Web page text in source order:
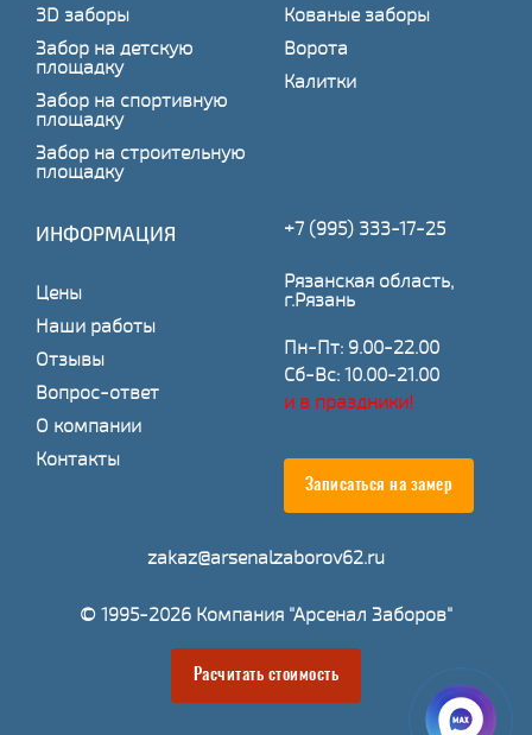
3D заборы
Забор на детскую
площадку
Забор на спортивную
площадку
Забор на строительную
площадку
Кованые заборы
Ворота
Калитки
ИНФОРМАЦИЯ
Цены
Наши работы
Отзывы
Вопрос-ответ
О компании
Контакты
+7 (995) 333-17-25
Рязанская область,
г.Рязань
Пн-Пт: 9.00-22.00
Сб-Вс: 10.00-21.00
и в праздники!
Записаться на замер
zakaz@arsenalzaborov62.ru
© 1995-2026 Компания "Арсенал Заборов"
Расчитать стоимость